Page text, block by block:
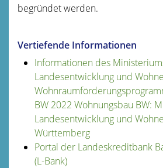
begründet werden.
Vertiefende Informationen
Informationen des
Landesentwicklung und
BW 2022 Wohnungsbau BW:
Landesentwicklung und
Württemberg
Portal der Landeskreditbank
(L-Bank)